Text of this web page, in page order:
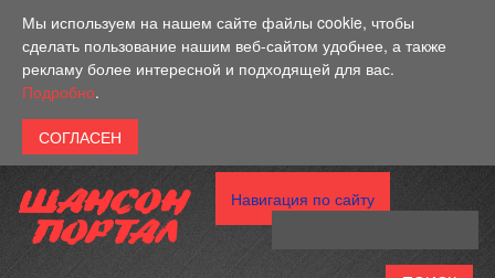
Мы используем на нашем сайте файлы cookie, чтобы
сделать пользование нашим веб-сайтом удобнее, а также
рекламу более интересной и подходящей для вас.
Подробно.
Навигация по сайту